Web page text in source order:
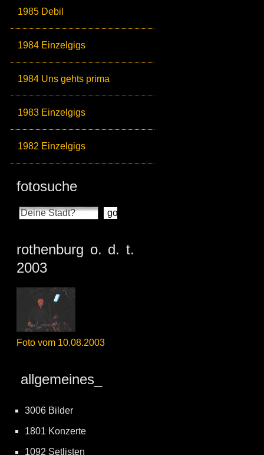
1985 Debil
1984 Einzelgigs
1984 Uns gehts prima
1983 Einzelgigs
1982 Einzelgigs
fotosuche
rothenburg o. d. t.
2003
Foto vom 10.08.2003
allgemeines_
3006 Bilder
1801 Konzerte
1092 Setlisten